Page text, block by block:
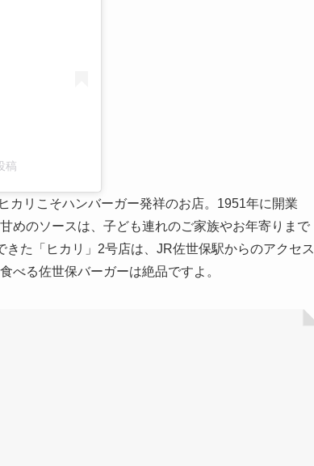
稿
カリこそハンバーガー発祥のお店。1951年に開業
めのソースは、子ども連れのご家族やお年寄りまで
た「ヒカリ」2号店は、JR佐世保駅からのアクセス
べる佐世保バーガーは絶品ですよ。